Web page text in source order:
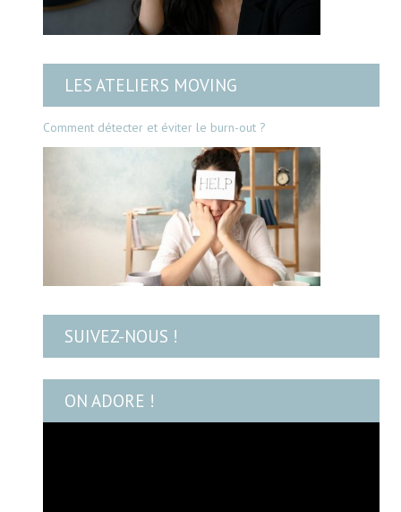
LES ATELIERS MOVING
Comment détecter et éviter le burn-out ?
SUIVEZ-NOUS !
ON ADORE !